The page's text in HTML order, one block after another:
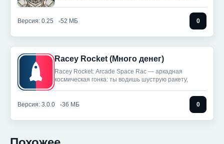
Версия: 0.25 52 МБ 0
Racey Rocket (Много денег)
Racey Rocket: Arcade Space Rac — аркадная
космическая гонка: ты водишь шуструю ракету,
Версия: 3.0.0 36 МБ 0